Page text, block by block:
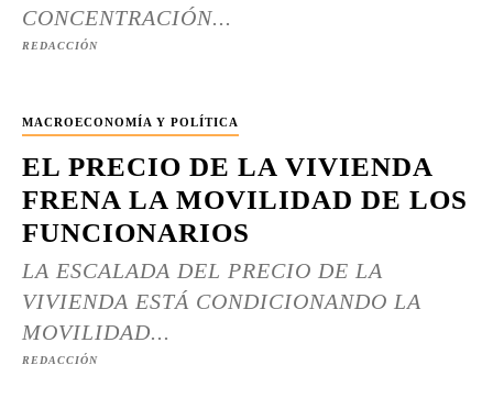
CONCENTRACIÓN...
REDACCIÓN
MACROECONOMÍA Y POLÍTICA
EL PRECIO DE LA VIVIENDA
FRENA LA MOVILIDAD DE LOS
FUNCIONARIOS
LA ESCALADA DEL PRECIO DE LA
VIVIENDA ESTÁ CONDICIONANDO LA
MOVILIDAD...
REDACCIÓN